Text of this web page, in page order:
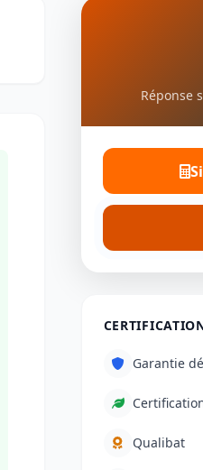
Réponse
Garantie
Qualibat